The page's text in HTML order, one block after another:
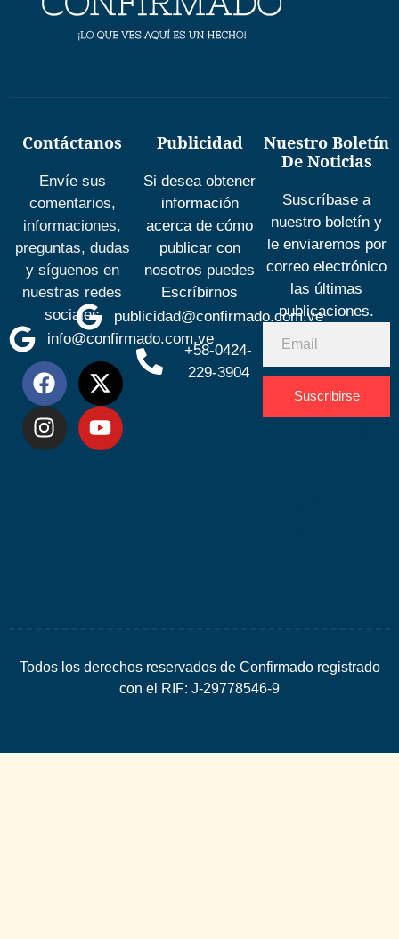
Contáctanos
Envíe sus
comentarios,
informaciones,
preguntas, dudas
y síguenos en
nuestras redes
sociales
info@confirmado.com.ve
Publicidad
Si desea obtener
información
acerca de cómo
publicar con
nosotros puedes
Escríbirnos
publicidad@confirmado.com.ve
+58-0424-
229-3904
Nuestro Boletín
De Noticias
Suscríbase a
nuestro boletín y
le enviaremos por
correo electrónico
las últimas
publicaciones.
Suscribirse
Todos los derechos reservados de Confirmado registrado
con el RIF: J-29778546-9